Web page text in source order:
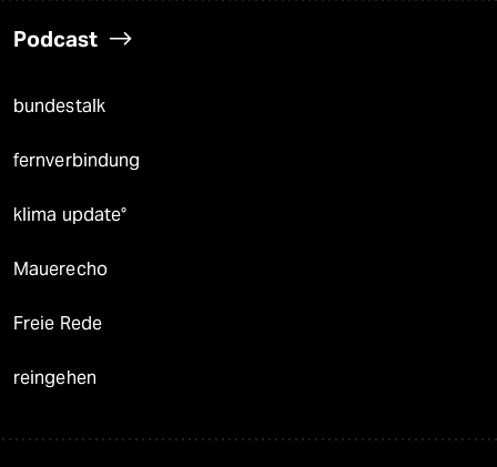
Podcast
bundestalk
fernverbindung
klima update°
Mauerecho
Freie Rede
reingehen